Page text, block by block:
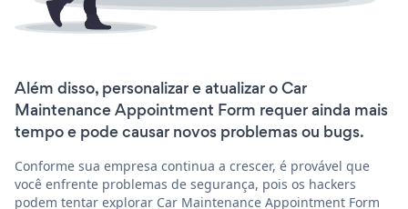
Além disso, personalizar e atualizar o Car
Maintenance Appointment Form requer ainda mais
tempo e pode causar novos problemas ou bugs.
Conforme sua empresa continua a crescer, é provável que
você enfrente problemas de segurança, pois os hackers
podem tentar explorar Car Maintenance Appointment Form